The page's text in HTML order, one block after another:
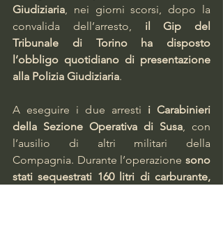
Giudiziaria, nei giorni scorsi, dopo la
convalida dell’arresto, il Gip del
Tribunale di Torino ha disposto
l’obbligo quotidiano di presentazione
alla Polizia Giudiziaria.
A eseguire i due arresti i Carabinieri
della Sezione Operativa di Susa, con
l’ausilio di altri militari della
Compagnia. Durante l’operazione sono
stati sequestrati 160 litri di carburante,